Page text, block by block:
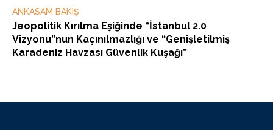
ANKASAM BAKIŞ
Jeopolitik Kırılma Eşiğinde “İstanbul 2.0
Vizyonu”nun Kaçınılmazlığı ve “Genişletilmiş
Karadeniz Havzası Güvenlik Kuşağı”